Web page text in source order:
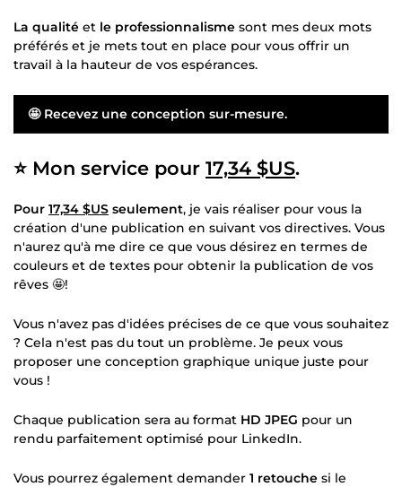
La qualité et le professionnalisme sont mes deux mots
préférés et je mets tout en place pour vous offrir un
travail à la hauteur de vos espérances.
🤩 Recevez une conception sur-mesure.
⭐ Mon service pour 17,34 $US.
Pour 17,34 $US seulement, je vais réaliser pour vous la
création d'une publication en suivant vos directives. Vous
n'aurez qu'à me dire ce que vous désirez en termes de
couleurs et de textes pour obtenir la publication de vos
rêves 🤩!
Vous n'avez pas d'idées précises de ce que vous souhaitez
? Cela n'est pas du tout un problème. Je peux vous
proposer une conception graphique unique juste pour
vous !
Chaque publication sera au format HD JPEG pour un
rendu parfaitement optimisé pour LinkedIn.
Vous pourrez également demander 1 retouche si le